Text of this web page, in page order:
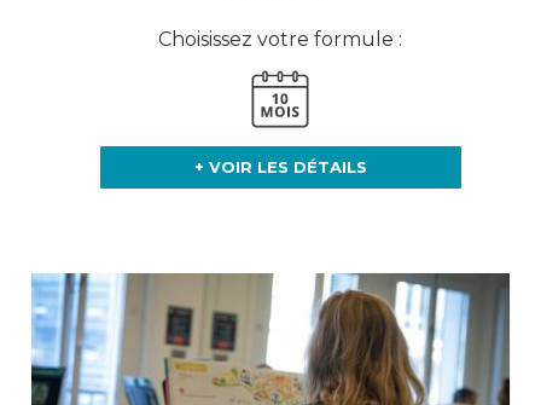
Choisissez votre formule :
+ VOIR LES DÉTAILS